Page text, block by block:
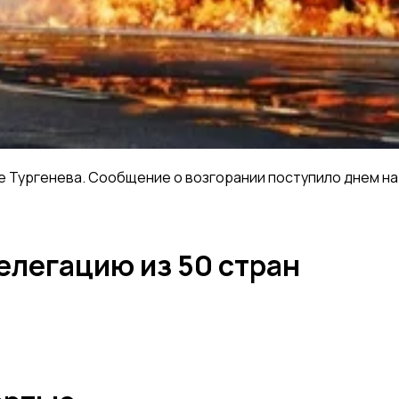
Сообщение о возгорании поступило днем
из 50 стран